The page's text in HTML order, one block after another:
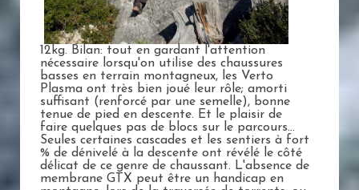
12kg. Bilan: tout en gardant l'attention
nécessaire lorsqu'on utilise des chaussures
basses en terrain montagneux, les Verto
Plasma ont très bien joué leur rôle; amorti
suffisant (renforcé par une semelle), bonne
tenue de pied en descente. Et le plaisir de
faire quelques pas de blocs sur le parcours...
Seules certaines cascades et les sentiers à fort
% de dénivelé à la descente ont révélé le côté
délicat de ce genre de chaussant. L'absence de
membrane GTX peut être un handicap en